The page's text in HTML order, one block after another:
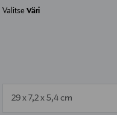
ValitseVäri
29 x 7,2 x 5,4 cm
null